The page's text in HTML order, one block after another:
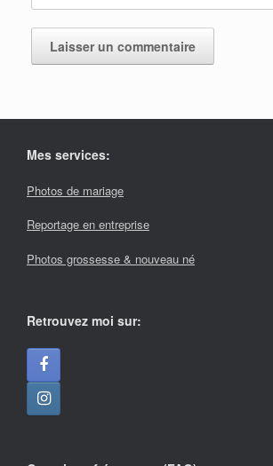
Mes services:
Photos de mariage
Reportage en entreprise
Photos grossesse & nouveau né
Retrouvez moi sur: